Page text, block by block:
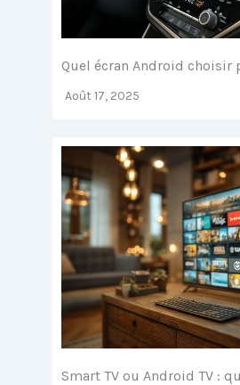
Quel écran Android choisir
Août 17, 2025
Smart TV ou Android TV :